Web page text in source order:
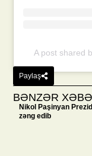
A post shared
Paylaş
BƏNZƏR
Nikol Paşinyan
zəng edib